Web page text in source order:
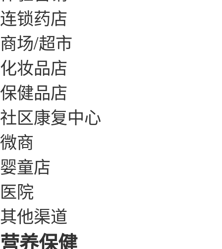
连锁药店
商场/超市
化妆品店
保健品店
社区康复中心
微商
婴童店
医院
其他渠道
营养保健